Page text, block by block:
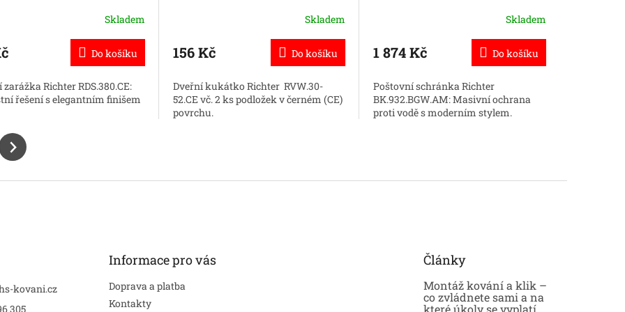
Skladem
Do košíku
zarážka Richter RDS.380.CE:
řešení s elegantním finišem
Skladem
156 Kč Do košíku
Dveřní kukátko Richter RVW.30-
52.CE vč. 2 ks podložek v černém (CE)
povrchu.
Skladem
1 874 Kč Do košíku
Poštovní schránka Richter
BK.932.BGW.AM: Masivní ochrana
proti vodě s moderním stylem.
kovani.cz
305
Informace pro vás
Doprava a platba
Kontakty
Články
Montáž kování a klik –
co zvládnete sami a na